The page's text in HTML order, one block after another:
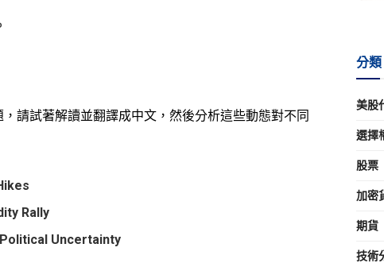
請試著解讀並翻譯成中文，然後分析這些動態對不同
Rally
Uncertainty
分類
美股
選擇
股票
加密
期貨
技術